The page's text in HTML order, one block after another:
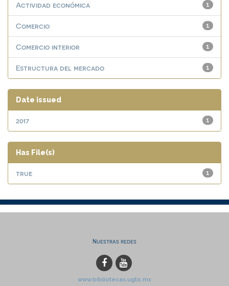
1
Actividad económica
1
Comercio
1
Comercio interior
1
Estructura del mercado
Date issued
1
2017
Has File(s)
1
true
Nuestras redes
www.bibliotecas.ugto.mx